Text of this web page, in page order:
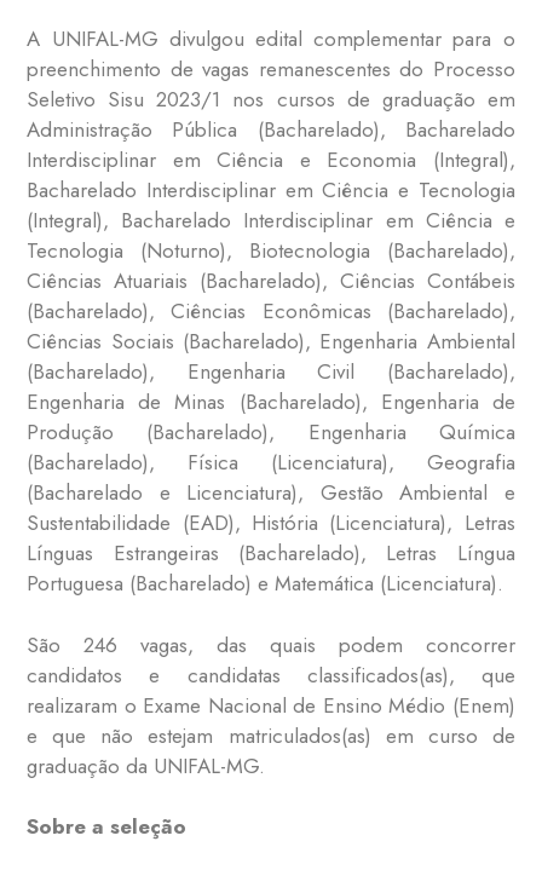
A UNIFAL-MG divulgou edital complementar para o
preenchimento de vagas remanescentes do Processo
Seletivo Sisu 2023/1 nos cursos de graduação em
Administração Pública (Bacharelado), Bacharelado
Interdisciplinar em Ciência e Economia (Integral),
Bacharelado Interdisciplinar em Ciência e Tecnologia
(Integral), Bacharelado Interdisciplinar em Ciência e
Tecnologia (Noturno), Biotecnologia (Bacharelado),
Ciências Atuariais (Bacharelado), Ciências Contábeis
(Bacharelado), Ciências Econômicas (Bacharelado),
Ciências Sociais (Bacharelado), Engenharia Ambiental
(Bacharelado), Engenharia Civil (Bacharelado),
Engenharia de Minas (Bacharelado), Engenharia de
Produção (Bacharelado), Engenharia Química
(Bacharelado), Física (Licenciatura), Geografia
(Bacharelado e Licenciatura), Gestão Ambiental e
Sustentabilidade (EAD), História (Licenciatura), Letras
Línguas Estrangeiras (Bacharelado), Letras Língua
Portuguesa (Bacharelado) e Matemática (Licenciatura).
São 246 vagas, das quais podem concorrer
candidatos e candidatas classificados(as), que
realizaram o Exame Nacional de Ensino Médio (Enem)
e que não estejam matriculados(as) em curso de
graduação da UNIFAL-MG.
Sobre a seleção